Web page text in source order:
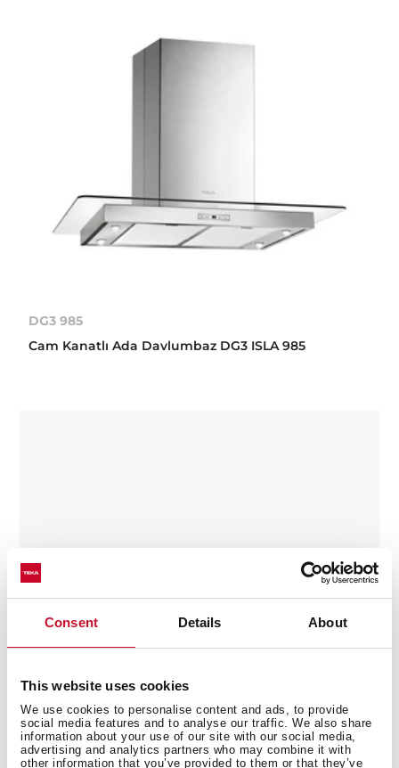
Consent Details About
This website uses cookies
We use cookies to personalise content and ads, to provide
social media features and to analyse our traffic. We also share
information about your use of our site with our social media,
advertising and analytics partners who may combine it with
other information that you’ve provided to them or that they’ve
DG3 985
Cam Kanatlı Ada Davlumbaz DG3 ISLA 985
ML 8220 BIS L
Ankastre mikrodalga fırın + ızgara